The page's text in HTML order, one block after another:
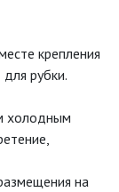
крепления
рубки.
холодным
на